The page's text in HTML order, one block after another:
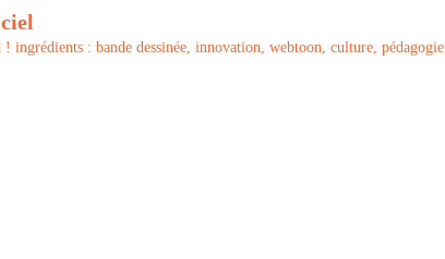
ingrédients : bande dessinée, innovation, webtoon, culture,